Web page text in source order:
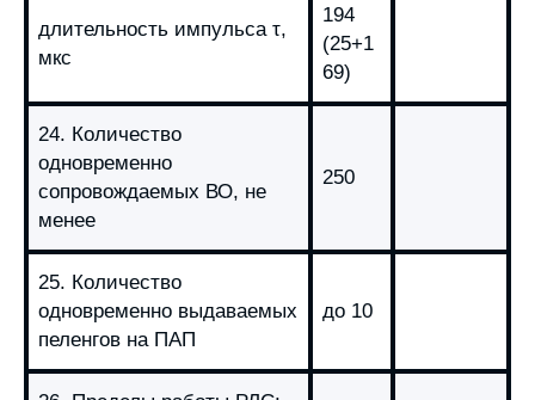
длительность импульса τ,
мкс
194
(25+1
69)
24. Количество
одновременно
сопровождаемых ВО, не
менее
250
25. Количество
одновременно выдаваемых
пеленгов на ПАП
до 10